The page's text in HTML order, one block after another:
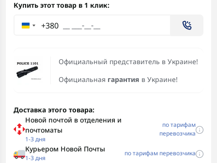
Официальный представитель в Украине!
Официальная гарантия в Украине!
Купить этот товар в 1 клик:
+380
Доставка этого товара:
Новой почтой в отделения и
почтоматы
1-3 дня
по тарифам
перевозчика
Курьером Новой Почты
1-3 дня
по тарифам перевозчика